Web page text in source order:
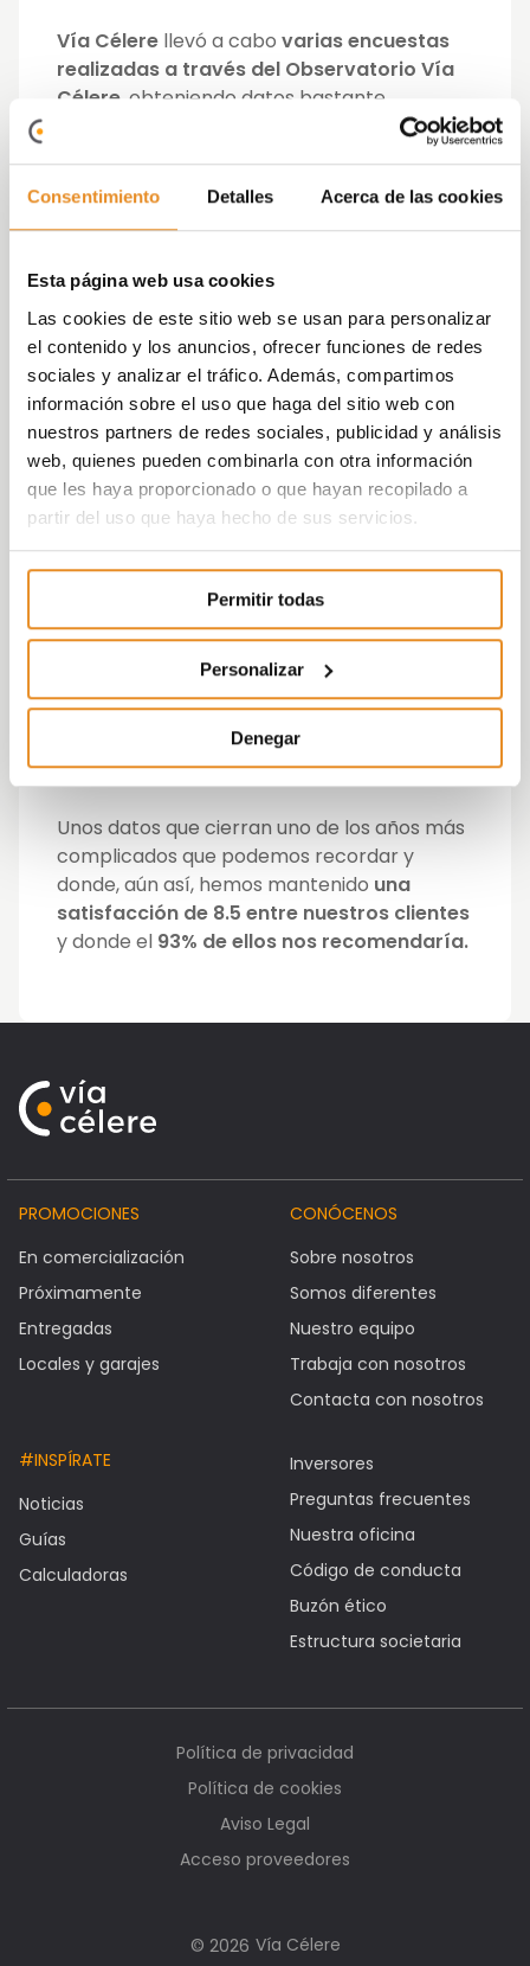
Consentimiento Detalles Acerca de las cookies
Esta página web usa cookies
Las cookies de este sitio web se usan para personalizar
el contenido y los anuncios, ofrecer funciones de redes
sociales y analizar el tráfico. Además, compartimos
información sobre el uso que haga del sitio web con
nuestros partners de redes sociales, publicidad y análisis
web, quienes pueden combinarla con otra información
que les haya proporcionado o que hayan recopilado a
partir del uso que haya hecho de sus servicios.
Permitir todas
Personalizar
Denegar
Vía Célere llevó a cabo varias encuestas
realizadas a través del Observatorio Vía
Célere , obteniendo datos bastante
relevantes acerca del comportamiento de
El42% de los españoles planean
cambiarse de vivienda en los
próximos 5 años
búsqueda de un hogar mejor
El 87% asegura que prefiere vivir en
régimen de propiedad, entre otras
cosas por la posibilidad de elegir una
ubicación en un barrio más adecuado a
sus necesidades
Además,incorporó 5 nuevas innovaciones
a las 40 con las que ya contaba:Célere
Wish, Gestión Lean, Business Intelligence,
Firma Digital y la Oficina virtual.
Pero no solo eso, ya que en el mes de julio
puso en marcha la
campaña Gracias casa
, con la queconsiguió más de
2600 nuevos contactos, más de 1200 citas
agendadas y un total de 196 ventas
y agosto.
Unos datos que cierran uno de los años más
complicados que podemos recordar y
donde, aún así, hemos mantenido una
satisfacción de 8.5 entre nuestros clientes
y donde el 93% de ellos nos recomendaría.
PROMOCIONES
En comercialización
Próximamente
Entregadas
Locales y garajes
CONÓCENOS
Sobre nosotros
Somos diferentes
Nuestro equipo
Trabaja con nosotros
Contacta con nosotros
#INSPÍRATE
Noticias
Guías
Calculadoras
Inversores
Preguntas frecuentes
Nuestra oficina
Código de conducta
Buzón ético
Estructura societaria
© 2026 Vía Célere
Política de privacidad
Política de cookies
Aviso Legal
Acceso proveedores